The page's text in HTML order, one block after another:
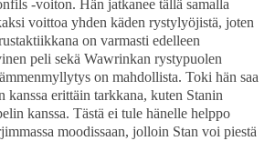
-voiton. Hän jatkanee tällä samalla
voittoa yhden käden rystylyöjistä, joten
on varmasti edelleen
peli sekä Wawrinkan rystypuolen
on mahdollista. Toki hän saa
erittäin tarkkana, kuten Stanin
kanssa. Tästä ei tule hänelle helppo
moodissaan, jolloin Stan voi piestä